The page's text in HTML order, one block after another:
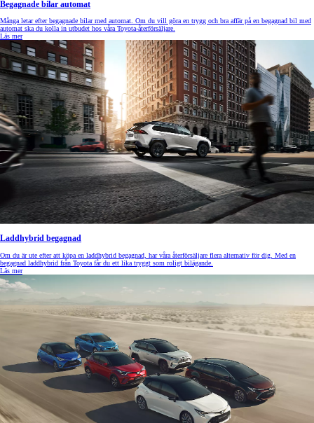
Begagnade bilar automat
Många letar efter begagnade bilar med automat. Om du vill göra en trygg och bra affär på en begagnad bil med
automat ska du kolla in utbudet hos våra Toyota-återförsäljare.
Läs mer
Laddhybrid begagnad
Om du är ute efter att köpa en laddhybrid begagnad, har våra återförsäljare flera alternativ för dig. Med en
begagnad laddhybrid från Toyota får du ett lika tryggt som roligt bilägande.
Läs mer